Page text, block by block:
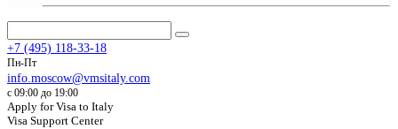
+7 (495) 118-33-18
Пн-Пт
info.moscow@vmsitaly.com
c 09:00 до 19:00
Apply for Visa to Italy
Visa Support Center